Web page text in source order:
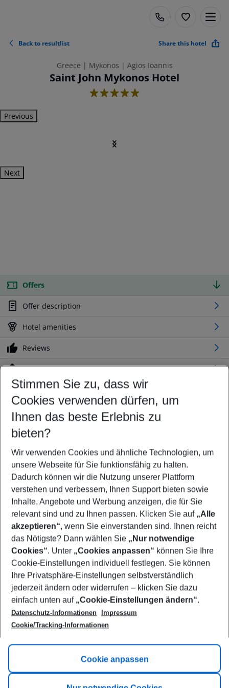
Back to resultlist Share this hotel
Greece | Mykonos | Agios Ioannis
Saint John Mykonos Hotel
5
Previous
Next
Offers
Offer description
Hotel amenities
Reviews
Location
Customize your offer
Find the perfect deal which suits your best
Your departure airport
Any airport
Select your date range
07/08/26–05/08/27 5-8 nights
Who will travel
2 adults No children
Show more filter
Footer
Footer navigation
Title A
Link A
Stimmen Sie zu, dass wir
Cookies verwenden dürfen, um
Ihnen das beste Erlebnis zu
bieten?
Wir verwenden Cookies und ähnliche Technologien, um
unsere Webseite für Sie funktionsfähig zu halten.
Dadurch können wir die Nutzung unserer Plattform
verstehen und verbessern, Ihnen Support bieten sowie
Inhalte, Angebote und Werbung anzeigen, die für Sie
relevant sind und zu Ihnen passen. Klicken Sie auf „Alle
akzeptieren“, wenn Sie einverstanden sind. Ihnen reicht
das Nötigste? Dann wählen Sie „Nur notwendige
Cookies“. Unter „Cookies anpassen“ können Sie Ihre
Cookie-Einstellungen individuell festlegen. Sie können
Ihre Privatsphäre-Einstellungen selbstverständlich
jederzeit ändern oder widerrufen – klicken Sie dazu
einfach unten auf „Cookie-Einstellungen ändern“.
Datenschutz-Informationen
Impressum
Cookie/Tracking-Informationen
Cookie anpassen